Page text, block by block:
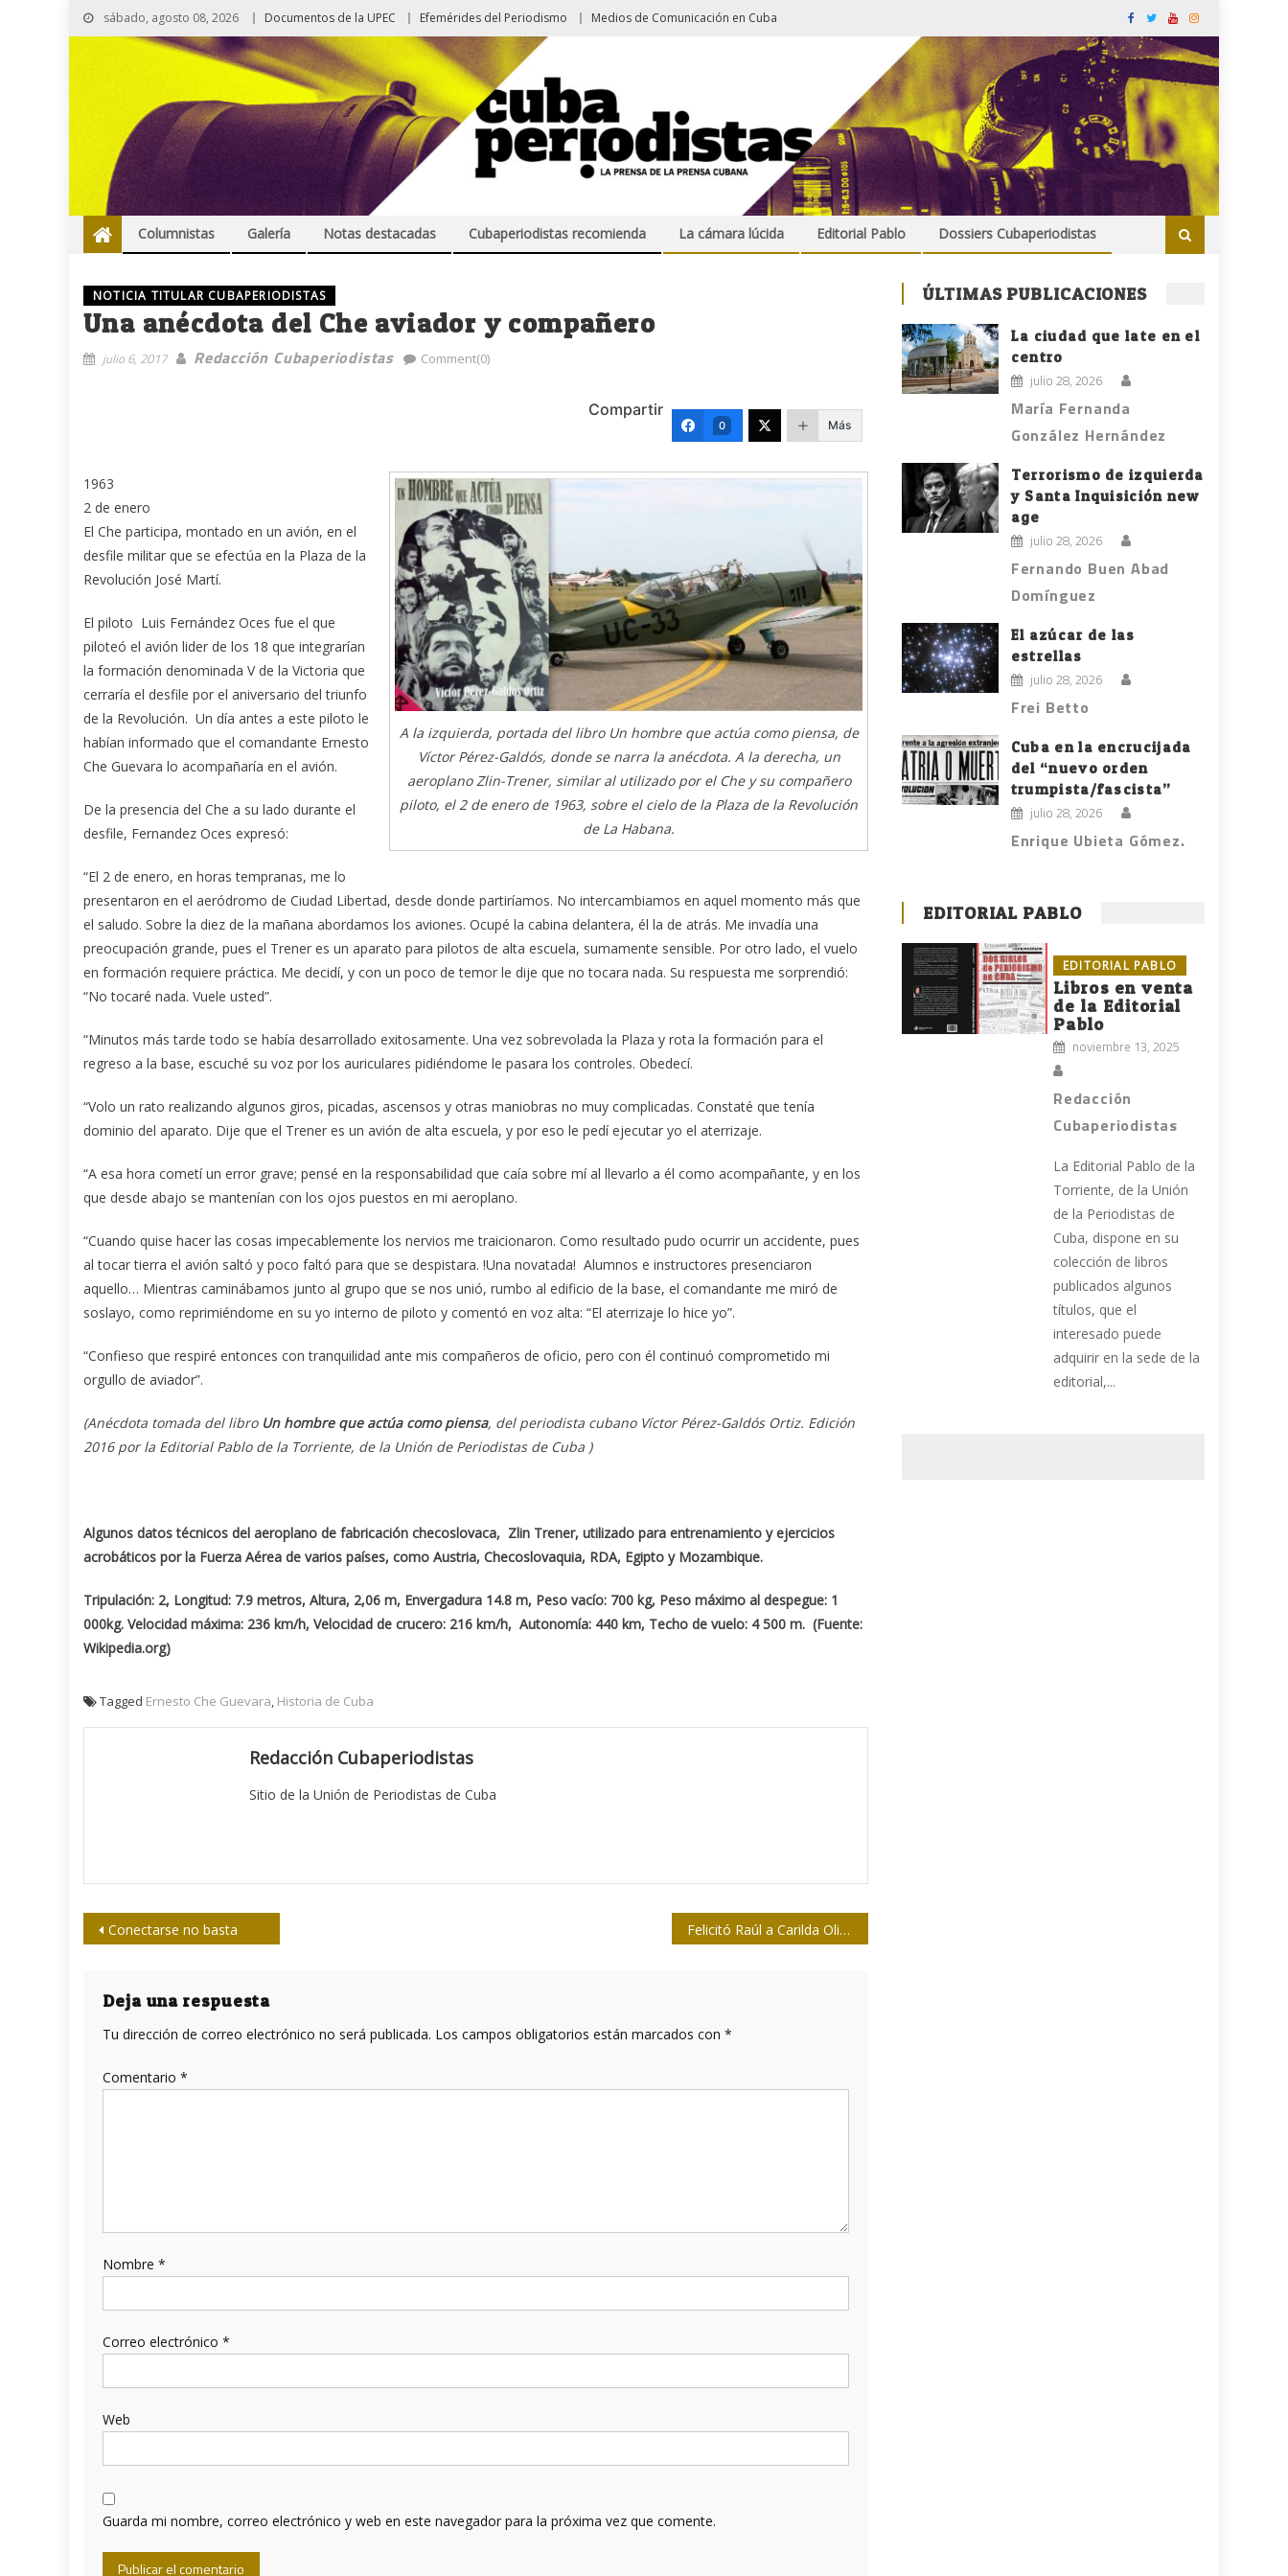
sábado, agosto 08, 2026 Documentos de la UPEC Efemérides del Periodismo Medios de Comunicación en Cuba
Columnistas Galería Notas destacadas Cubaperiodistas recomienda La cámara lúcida Editorial Pablo Dossiers Cubaperiodistas
NOTICIA TITULAR CUBAPERIODISTAS
Una anécdota del Che aviador y compañero
julio 6, 2017 Redacción Cubaperiodistas Comment(0)
Compartir
0 Más
A la izquierda, portada del libro Un hombre que actúa como piensa, de
Víctor Pérez-Galdós, donde se narra la anécdota. A la derecha, un
aeroplano Zlin-Trener, similar al utilizado por el Che y su compañero
piloto, el 2 de enero de 1963, sobre el cielo de la Plaza de la Revolución
de La Habana.
1963
2 de enero
El Che participa, montado en un avión, en el
desfile militar que se efectúa en la Plaza de la
Revolución José Martí.
El piloto Luis Fernández Oces fue el que
piloteó el avión lider de los 18 que integrarían
la formación denominada V de la Victoria que
cerraría el desfile por el aniversario del triunfo
de la Revolución. Un día antes a este piloto le
habían informado que el comandante Ernesto
Che Guevara lo acompañaría en el avión.
De la presencia del Che a su lado durante el
desfile, Fernandez Oces expresó:
“El 2 de enero, en horas tempranas, me lo
presentaron en el aeródromo de Ciudad Libertad, desde donde partiríamos. No intercambiamos en aquel momento más que
el saludo. Sobre la diez de la mañana abordamos los aviones. Ocupé la cabina delantera, él la de atrás. Me invadía una
preocupación grande, pues el Trener es un aparato para pilotos de alta escuela, sumamente sensible. Por otro lado, el vuelo
en formación requiere práctica. Me decidí, y con un poco de temor le dije que no tocara nada. Su respuesta me sorprendió:
“No tocaré nada. Vuele usted”.
“Minutos más tarde todo se había desarrollado exitosamente. Una vez sobrevolada la Plaza y rota la formación para el
regreso a la base, escuché su voz por los auriculares pidiéndome le pasara los controles. Obedecí.
“Volo un rato realizando algunos giros, picadas, ascensos y otras maniobras no muy complicadas. Constaté que tenía
dominio del aparato. Dije que el Trener es un avión de alta escuela, y por eso le pedí ejecutar yo el aterrizaje.
“A esa hora cometí un error grave; pensé en la responsabilidad que caía sobre mí al llevarlo a él como acompañante, y en los
que desde abajo se mantenían con los ojos puestos en mi aeroplano.
“Cuando quise hacer las cosas impecablemente los nervios me traicionaron. Como resultado pudo ocurrir un accidente, pues
al tocar tierra el avión saltó y poco faltó para que se despistara. !Una novatada! Alumnos e instructores presenciaron
aquello… Mientras caminábamos junto al grupo que se nos unió, rumbo al edificio de la base, el comandante me miró de
soslayo, como reprimiéndome en su yo interno de piloto y comentó en voz alta: “El aterrizaje lo hice yo”.
“Confieso que respiré entonces con tranquilidad ante mis compañeros de oficio, pero con él continuó comprometido mi
orgullo de aviador”.
(Anécdota tomada del libro Un hombre que actúa como piensa, del periodista cubano Víctor Pérez-Galdós Ortiz. Edición
2016 por la Editorial Pablo de la Torriente, de la Unión de Periodistas de Cuba )
Algunos datos técnicos del aeroplano de fabricación checoslovaca, Zlin Trener, utilizado para entrenamiento y ejercicios
acrobáticos por la Fuerza Aérea de varios países, como Austria, Checoslovaquia, RDA, Egipto y Mozambique.
Tripulación: 2, Longitud: 7.9 metros, Altura, 2,06 m, Envergadura 14.8 m, Peso vacío: 700 kg, Peso máximo al despegue: 1
000kg. Velocidad máxima: 236 km/h, Velocidad de crucero: 216 km/h, Autonomía: 440 km, Techo de vuelo: 4 500 m. (Fuente:
Wikipedia.org)
Tagged Ernesto Che Guevara, Historia de Cuba
Redacción Cubaperiodistas
Sitio de la Unión de Periodistas de Cuba
Navegación
entradas
Conectarse no basta Felicitó Raúl a Carilda Oliver por sus 95 años
Deja una respuesta
Tu dirección de correo electrónico no será publicada. Los campos obligatorios están marcados con *
Comentario *
Nombre *
Correo electrónico *
Web
Guarda mi nombre, correo electrónico y web en este navegador para la próxima vez que comente.
ÚLTIMAS PUBLICACIONES
La ciudad que late en el
centro
julio 28, 2026
María Fernanda
González Hernández
Terrorismo de izquierda
y Santa Inquisición new
age
julio 28, 2026
Fernando Buen Abad
Domínguez
El azúcar de las
estrellas
julio 28, 2026
Frei Betto
Cuba en la encrucijada
del “nuevo orden
trumpista/fascista”
julio 28, 2026
Enrique Ubieta Gómez.
EDITORIAL PABLO
EDITORIAL PABLO
Libros en venta
de la Editorial
Pablo
noviembre 13, 2025
Redacción
Cubaperiodistas
La Editorial Pablo de la
Torriente, de la Unión
de la Periodistas de
Cuba, dispone en su
colección de libros
publicados algunos
títulos, que el
interesado puede
adquirir en la sede de la
editorial,...